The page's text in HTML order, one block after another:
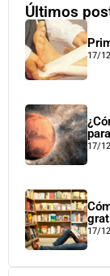
Últimos
17/
17/
17/